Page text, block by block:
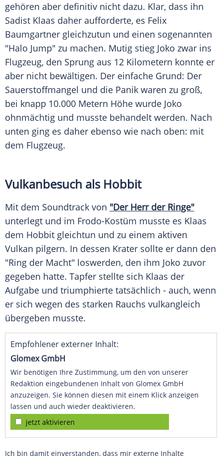
gehören aber definitiv nicht dazu. Klar, dass ihn
Sadist Klaas daher aufforderte, es Felix
Baumgartner gleichzutun und einen sogenannten
"Halo Jump" zu machen. Mutig stieg Joko zwar ins
Flugzeug, den Sprung aus 12 Kilometern konnte er
aber nicht bewältigen. Der einfache Grund: Der
Sauerstoffmangel und die Panik waren zu groß,
bei knapp 10.000 Metern Höhe wurde Joko
ohnmächtig und musste behandelt werden. Nach
unten ging es daher ebenso wie nach oben: mit
dem Flugzeug.
Vulkanbesuch als Hobbit
Mit dem Soundtrack von "Der Herr der Ringe"
unterlegt und im Frodo-Kostüm musste es Klaas
dem Hobbit gleichtun und zu einem aktiven
Vulkan pilgern. In dessen Krater sollte er dann den
"Ring der Macht" loswerden, den ihm Joko zuvor
gegeben hatte. Tapfer stellte sich Klaas der
Aufgabe und triumphierte tatsächlich - auch, wenn
er sich wegen des starken Rauchs vulkangleich
übergeben musste.
Empfohlener externer Inhalt:
Glomex GmbH
Wir benötigen Ihre Zustimmung, um den von unserer
Redaktion eingebundenen Inhalt von Glomex GmbH
anzuzeigen. Sie können diesen mit einem Klick anzeigen
lassen und auch wieder deaktivieren.
jetzt aktivieren
Ich bin damit einverstanden, dass mir externe Inhalte